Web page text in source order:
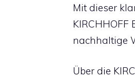
Mit dieser
KIRCHHOFF
nachhaltige
Über die